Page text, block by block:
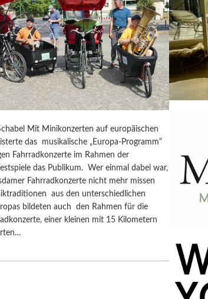
Mit Minikonzerten auf europäischen
das musikalische „Europa-Programm“
Fahrradkonzerte im Rahmen der
das Publikum. Wer einmal dabei war,
Fahrradkonzerte nicht mehr missen
aus den unterschiedlichen
bildeten auch den Rahmen für die
einer kleinen mit 15 Kilometern